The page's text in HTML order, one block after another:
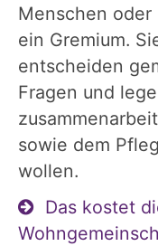
Menschen
ein Gremium.
entscheiden
Fragen und
sowie dem
wollen.
Das kostet